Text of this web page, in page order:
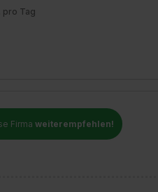
pro Tag
Firma weiterempfehlen!